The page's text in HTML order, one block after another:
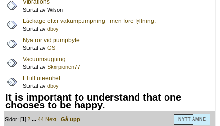
Vibrations
Startat av Wilson
Läckage efter vakumpumpning - men före fyllning.
Startat av dboy
Nya rör vid pumpbyte
Startat av GS
Vacuumsugning
Startat av Skorpionen77
El till uteenhet
Startat av dboy
It is important to understand that one
chooses to be happy.
NYTT ÄMNE
Sidor: [1]2 ...44 Next
Gå upp